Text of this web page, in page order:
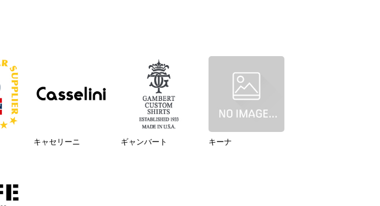
キャセリーニ ギャンバート キーナ